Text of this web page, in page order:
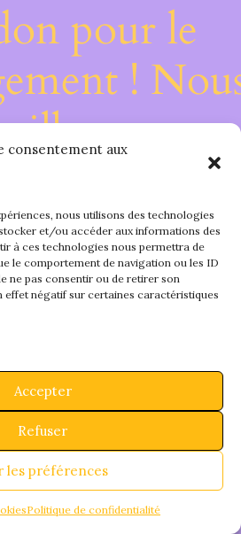
consentement aux
nous utilisons des technologies
et/ou accéder aux informations des
à ces technologies nous permettra de
le comportement de navigation ou les ID
ne pas consentir ou de retirer son
effet négatif sur certaines caractéristiques
Accepter
Refuser
les préférences
Politique de confidentialité
pour le
!
sur
chose de
–
!